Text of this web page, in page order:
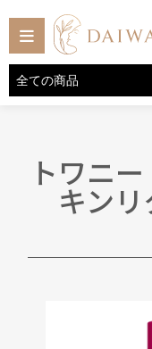
トワニ
キン